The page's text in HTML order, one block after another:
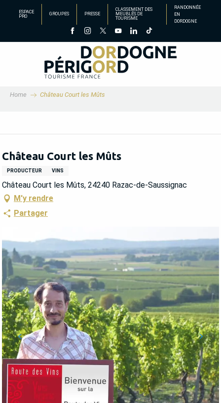
principal
ESPACE
PRO
GROUPES PRESSE
CLASSEMENT DES
MEUBLÉS DE
TOURISME
RANDONNÉE
EN
DORDOGNE
Home Château Court les Mûts
Château Court les Mûts
PRODUCTEUR VINS
Château Court les Mûts, 24240 Razac-de-Saussignac
M'y rendre
Partager